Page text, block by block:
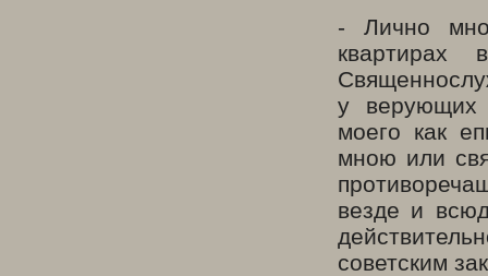
- Лично
у верующих
моего как
мною или
везде и
советским